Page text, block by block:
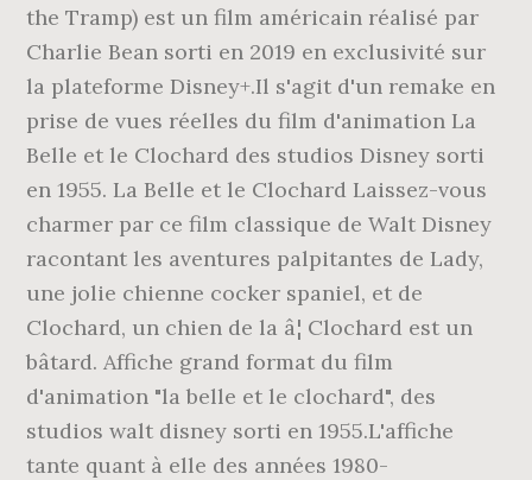
the Tramp) est un film américain réalisé par
Charlie Bean sorti en 2019 en exclusivité sur
la plateforme Disney+.Il s'agit d'un remake en
prise de vues réelles du film d'animation La
Belle et le Clochard des studios Disney sorti
en 1955. La Belle et le Clochard Laissez-vous
charmer par ce film classique de Walt Disney
racontant les aventures palpitantes de Lady,
une jolie chienne cocker spaniel, et de
Clochard, un chien de la â¦ Clochard est un
bâtard. Affiche grand format du film
d'animation "la belle et le clochard", des
studios walt disney sorti en 1955.L'affiche
tante quant à elle des années 1980-